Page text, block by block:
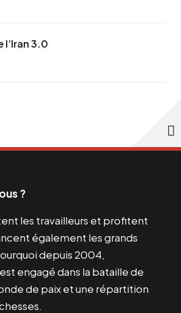
l’Iran 3.0
?
les travailleurs et profitent
également les grands
depuis 2004,
engagé dans la bataille de
de paix et une répartition